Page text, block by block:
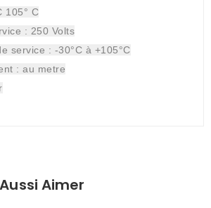
105° C
: 250 Volts
service : -30°C à +105°C
: au metre
Aimer